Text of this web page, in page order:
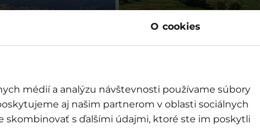
O cookies
médií a analýzu návštevnosti používame súbory
aj našim partnerom v oblasti sociálnych
skombinovať s ďalšími údajmi, ktoré ste im poskytli
Muttereralm Innsbruck (AT)